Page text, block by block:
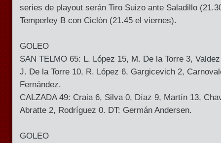
series de playout serán Tiro Suizo ante Saladillo
Temperley B con Ciclón (21.45 el viernes).
GOLEO
SAN TELMO 65: L. López 15, M. De la Torre 3,
J. De la Torre 10, R. López 6, Gargicevich 2,
Fernández.
CALZADA 49: Craia 6, Silva 0, Díaz 9, Martín 13,
Abratte 2, Rodríguez 0. DT: Germán Andersen.
GOLEO